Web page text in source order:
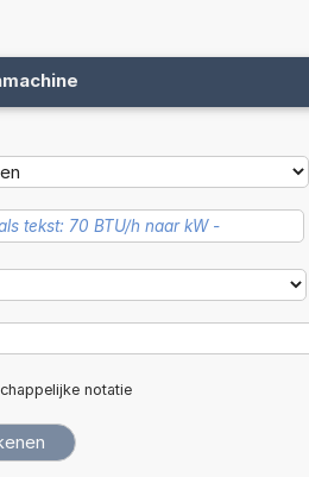
notatie